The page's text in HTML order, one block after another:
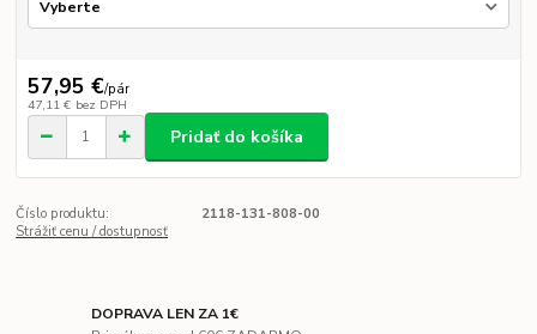
57,95 €/pár
47,11 € bez DPH
Pridať do košíka
Číslo produktu:
2118-131-808-00
Strážiť cenu / dostupnosť
DOPRAVA LEN ZA 1€